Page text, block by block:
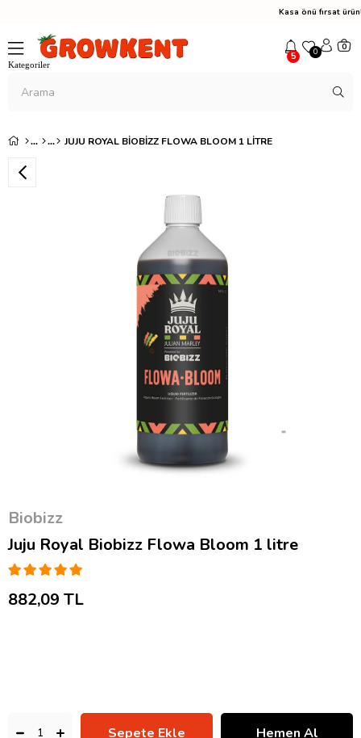
Kasa önü fırsat
5 0 0
JUJU ROYAL BIOBIZZ FLOWA BLOOM 1 LITRE
Biobizz
Juju Royal Biobizz Flowa Bloom 1 litre
882,09 TL